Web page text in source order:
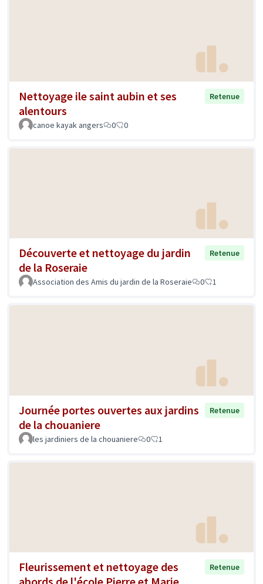
Nettoyage ile saint aubin et ses
alentours
Retenue
canoe kayak angers 0 0
Découverte et nettoyage du jardin
de la Roseraie
Retenue
Association des Amis du jardin de la Roseraie 0 1
Journée portes ouvertes aux jardins
de la chouaniere
Retenue
les jardiniers de la chouaniere 0 1
Fleurissement et nettoyage des
Retenue